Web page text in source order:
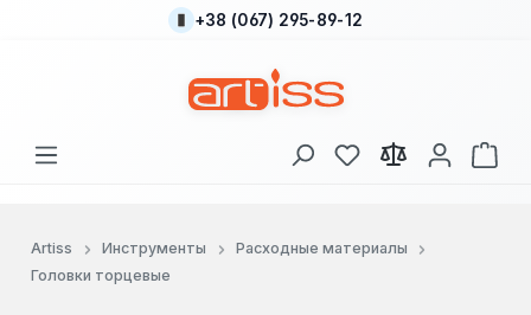
Перейти к основному содержанию
+38 (067) 295-89-12
У вас есть товары
В
Artiss Инструменты
Расходные материалы
Головки торцевые